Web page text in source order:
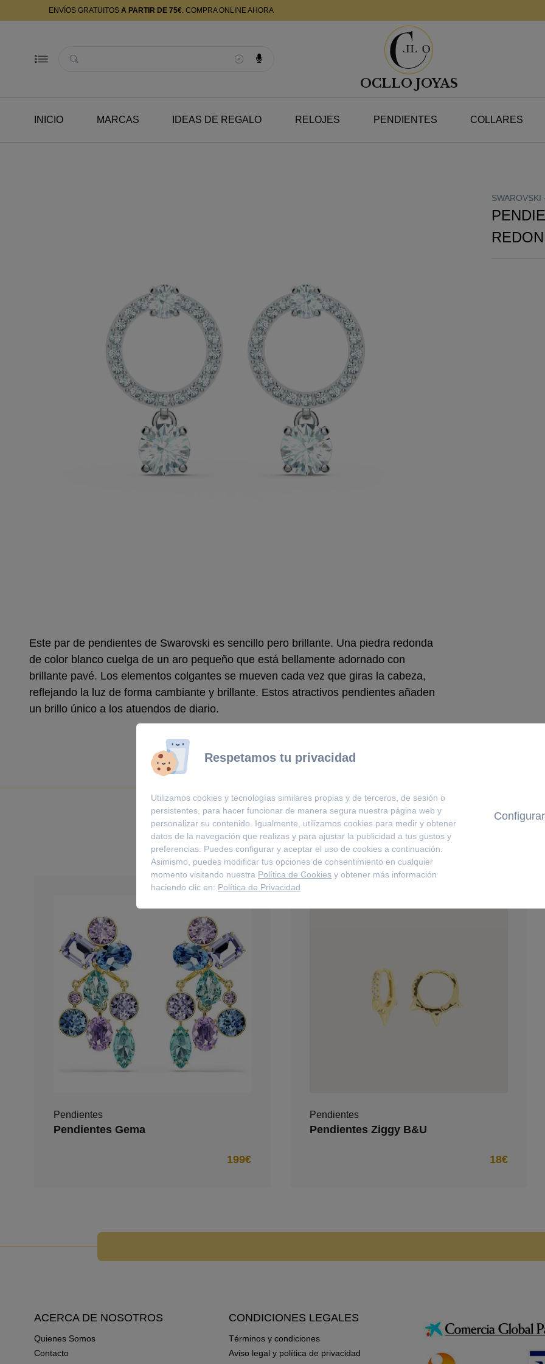
ENVÍOS GRATUITOS A PARTIR DE 75€. COMPRA ONLINE AHORA
Buscador
OCLLO JOYAS
INICIO MARCAS IDEAS DE REGALO RELOJES PENDIENTES COLLARES
Este par de pendientes de Swarovski es sencillo pero brillante. Una piedra redonda
de color blanco cuelga de un aro pequeño que está bellamente adornado con
brillante pavé. Los elementos colgantes se mueven cada vez que giras la cabeza,
reflejando la luz de forma cambiante y brillante. Estos atractivos pendientes añaden
un brillo único a los atuendos de diario.
SWAROVSKI
Pendientes
Pendientes Gema
199€
Pendientes
Pendientes Ziggy B&U
18€
ACERCA DE NOSOTROS
Quienes Somos
Contacto
CONDICIONES LEGALES
Términos y condiciones
Aviso legal y política de privacidad
Respetamos tu privacidad
Utilizamos cookies y tecnologías similares propias y de terceros, de sesión o
persistentes, para hacer funcionar de manera segura nuestra página web y
personalizar su contenido. Igualmente, utilizamos cookies para medir y obtener
datos de la navegación que realizas y para ajustar la publicidad a tus gustos y
preferencias. Puedes configurar y aceptar el uso de cookies a continuación.
Asimismo, puedes modificar tus opciones de consentimiento en cualquier
momento visitando nuestra Política de Cookies y obtener más información
haciendo clic en: Política de Privacidad
Configurar